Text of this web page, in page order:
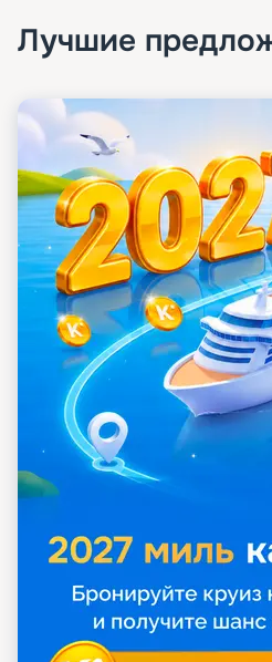
Лучшие